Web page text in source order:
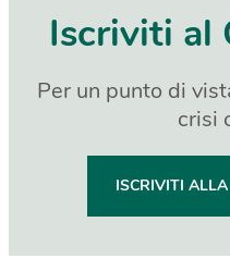
Iscriviti al
Per un punto di
crisi
ISCRIVITI